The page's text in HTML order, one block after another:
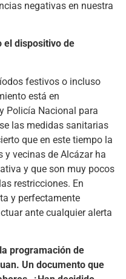
negativas en nuestra
el dispositivo de
festivos o incluso
está en
Policía Nacional para
las medidas sanitarias
que en este tiempo la
y vecinas de Alcázar ha
y que son muy pocos
restricciones. En
y perfectamente
ante cualquier alerta
programación de
Un documento que